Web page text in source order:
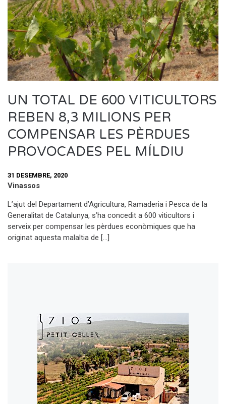
UN TOTAL DE 600 VITICULTORS
REBEN 8,3 MILIONS PER
COMPENSAR LES PÈRDUES
PROVOCADES PEL MÍLDIU
31 DESEMBRE, 2020
Vinassos
L’ajut del Departament d’Agricultura, Ramaderia i Pesca de la
Generalitat de Catalunya, s’ha concedit a 600 viticultors i
serveix per compensar les pèrdues econòmiques que ha
originat aquesta malaltia de […]